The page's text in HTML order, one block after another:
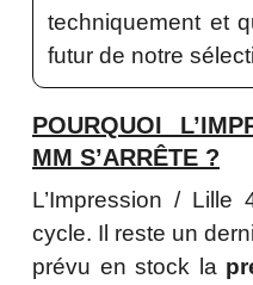
techniquement et
futur de notre
POURQUOI
MM S’ARRÊTE ?
L’Impression /
cycle. Il reste un
prévu en stock la